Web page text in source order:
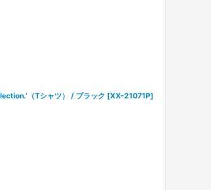
（Tシャツ） / ブラック [XX-21071P]